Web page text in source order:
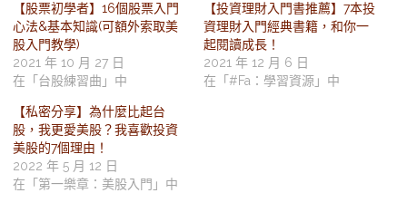
【股票初學者】16個股票入門
心法&基本知識(可額外索取美
股入門教學)
2021 年 10 月 27 日
在「台股練習曲」中
【投資理財入門書推薦】7本投
資理財入門經典書籍，和你一
起閱讀成長！
2021 年 12 月 6 日
在「#Fa：學習資源」中
【私密分享】為什麼比起台
股，我更愛美股？我喜歡投資
美股的7個理由！
2022 年 5 月 12 日
在「第一樂章：美股入門」中